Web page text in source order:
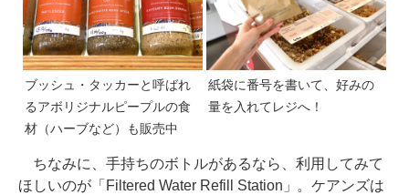
ブッシュ・タッカーと呼ばれ
るアボリジナルピープルの食
材（ハーブなど）も販売中
紙袋に番号を書いて、好みの
量を入れてレジへ！
ちなみに、手持ちのボトルがあるなら、利用してみて
ほしいのが「Filtered Water Refill Station」。ケアンズは